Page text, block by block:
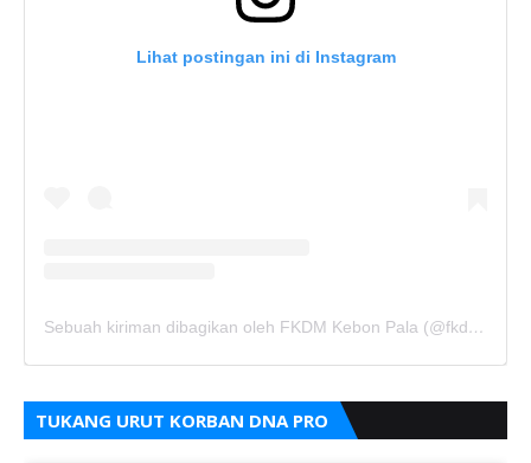
Lihat postingan ini di Instagram
Sebuah kiriman dibagikan oleh FKDM Kebon Pala (@fkdm_kebonpala)
TUKANG URUT KORBAN DNA PRO